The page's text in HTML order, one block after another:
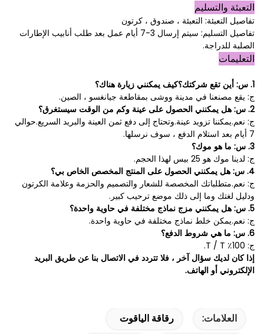
التعبئة والتسليم
تفاصيل التعبئة: التعبئة ، صندوق ، كرتون
تفاصيل التسليم: سيتم إرسال 3-7 أيام عمل بعد طلب أنابيب الإطارات
الصلبة للدراجة.
التعليمات
1. س: أين تقع شركتك؟كيف يمكنني زيارة هناك؟
ج: يقع مصنعنا في مدينة ووشى بمقاطعة جيانغسو ، الصين.
2. س: هل يمكنني الحصول على عينة وكم من الوقت سيستغرق؟
ج: نعم.يمكننا تزويد عينة.وتحتاج إلى دفع ثمن العينة والبريد السريع.حوالي
7 أيام بعد استلام الدفع ، سوف نرسلها.
3. س: ما هو موك؟
ج: لدينا موك هو 25 بيس لهذا الحجم.
4. س: هل يمكنني الحصول على المنتج المخصص الخاص بي؟
ج: نعم.متطلباتك المخصصة للشعار والتصميم والحزمة وعلامة الكرتون
ودليل لغتك وما إلى ذلك موضع ترحيب كبير.
5. س: هل يمكنني مزج نماذج مختلفة في حاوية واحدة؟
ج: نعم.يمكن خلط نماذج مختلفة في حاوية واحدة.
6. س: ما هي شروط الدفع؟
ج: 100٪ T / T.
إذا كان لديك سؤال آخر ، فلا تتردد في الاتصال بنا عن طريق البريد
الإلكتروني أو الهاتف.
العلامات:
رقاقة الياقوت